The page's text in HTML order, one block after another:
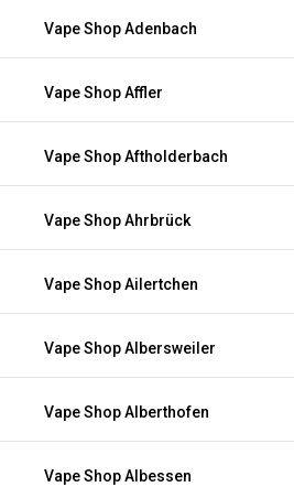
Vape Shop Adenbach
Vape Shop Affler
Vape Shop Aftholderbach
Vape Shop Ahrbrück
Vape Shop Ailertchen
Vape Shop Albersweiler
Vape Shop Alberthofen
Vape Shop Albessen